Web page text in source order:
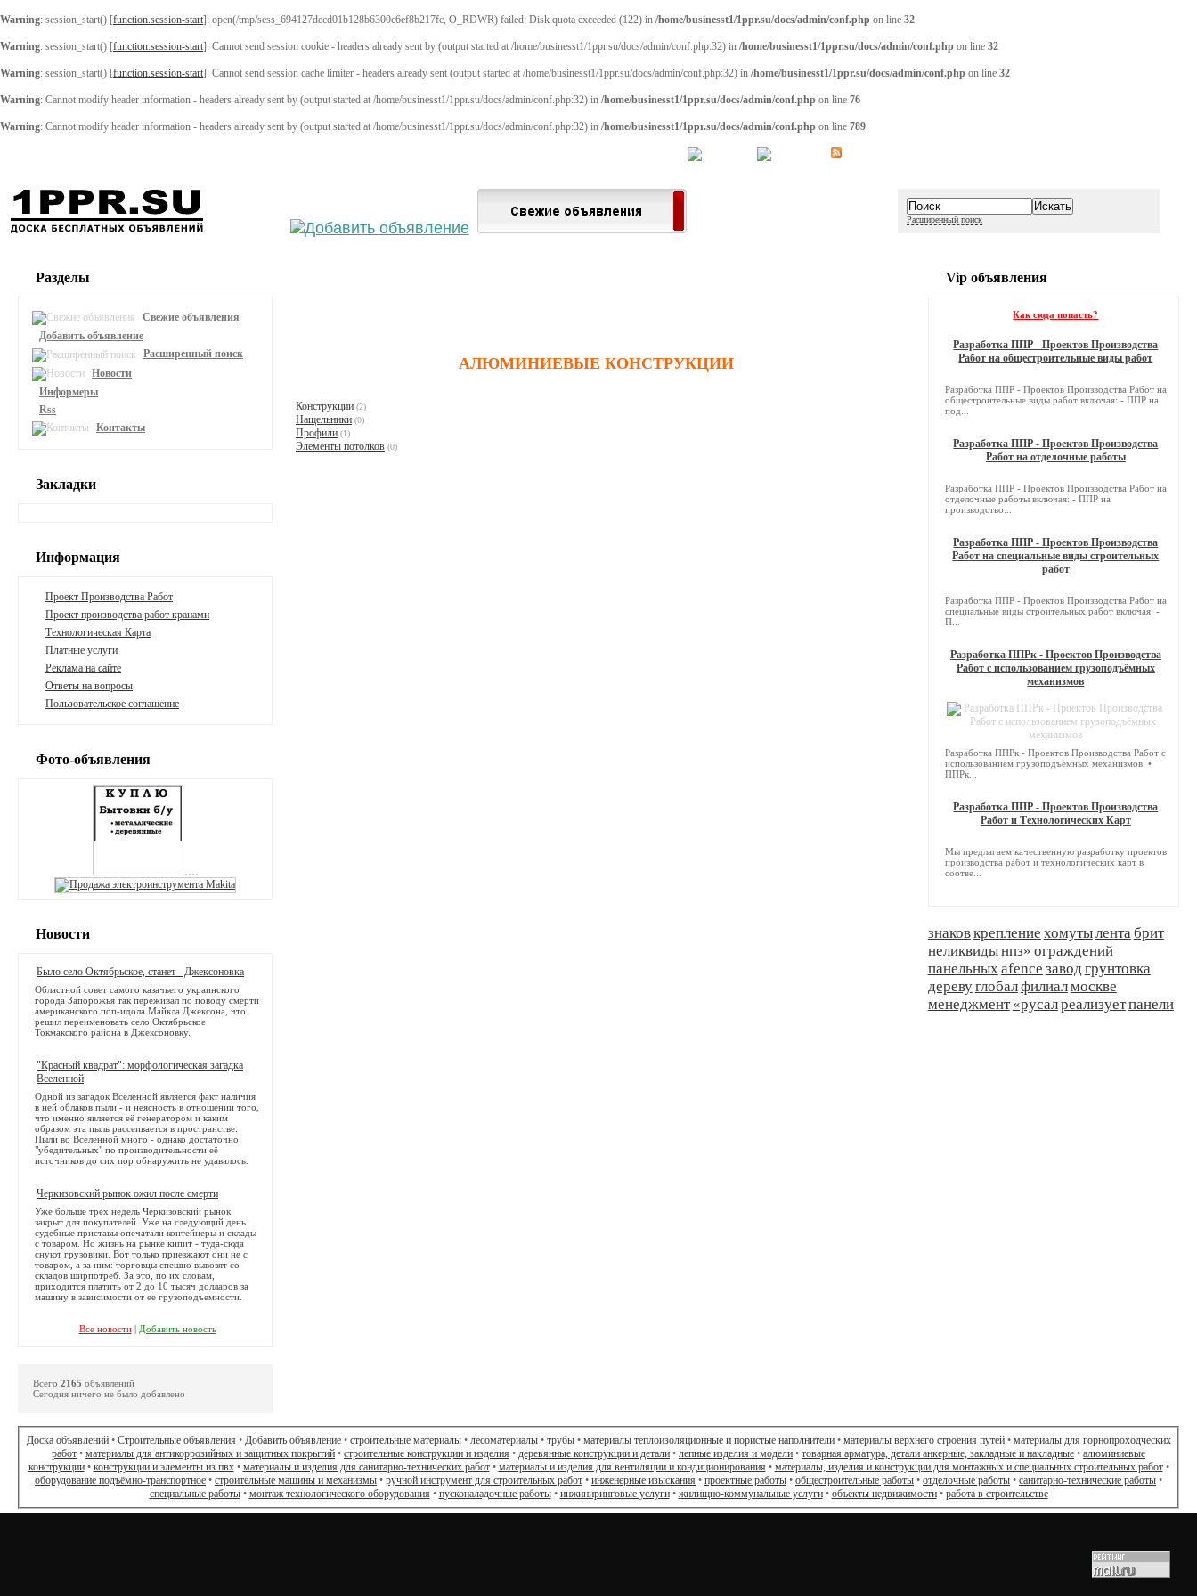
Warning: session_start() [function.session-start]: open(/tmp/sess_694127decd01b128b6300c6ef8b217fc, O_RDWR) failed: Disk quota exceeded (122) in /home/businesst1/1ppr.su/docs/admin/conf.php on line 32
Warning: session_start() [function.session-start]: Cannot send session cookie - headers already sent by (output started at /home/businesst1/1ppr.su/docs/admin/conf.php:32) in /home/businesst1/1ppr.su/docs/admin/conf.php on line 32
Warning: session_start() [function.session-start]: Cannot send session cache limiter - headers already sent (output started at /home/businesst1/1ppr.su/docs/admin/conf.php:32) in /home/businesst1/1ppr.su/docs/admin/conf.php on line 32
Warning: Cannot modify header information - headers already sent by (output started at /home/businesst1/1ppr.su/docs/admin/conf.php:32) in /home/businesst1/1ppr.su/docs/admin/conf.php on line 76
Warning: Cannot modify header information - headers already sent by (output started at /home/businesst1/1ppr.su/docs/admin/conf.php:32) in /home/businesst1/1ppr.su/docs/admin/conf.php on line 789
Расширенный поиск
АЛЮМИНИЕВЫЕ КОНСТРУКЦИИ
Конструкции(2)
Нащельники(0)
Профили(1)
Элементы потолков(0)
Разделы
Свежие объявления
Добавить объявление
Расширенный поиск
Новости
Информеры
Rss
Контакты
Закладки
Информация
Проект Производства Работ
Проект производства работ кранами
Технологическая Карта
Платные услуги
Реклама на сайте
Ответы на вопросы
Пользовательское соглашение
Фото-объявления
Новости
Было село Октябрьское, станет - Джексоновка
Областной совет самого казачьего украинского
города Запорожья так переживал по поводу смерти
американского поп-идола Майкла Джексона, что
решил переименовать село Октябрьское
Токмакского района в Джексоновку.
"Красный квадрат": морфологическая загадка
Вселенной
Одной из загадок Вселенной является факт наличия
в ней облаков пыли - и неясность в отношении того,
что именно является её генератором и каким
образом эта пыль рассеивается в пространстве.
Пыли во Вселенной много - однако достаточно
"убедительных" по производительности её
источников до сих пор обнаружить не удавалось.
Черкизовский рынок ожил после смерти
Уже больше трех недель Черкизовский рынок
закрыт для покупателей. Уже на следующий день
судебные приставы опечатали контейнеры и склады
с товаром. Но жизнь на рынке кипит - туда-сюда
снуют грузовики. Вот только приезжают они не с
товаром, а за ним: торговцы спешно вывозят со
складов ширпотреб. За это, по их словам,
приходится платить от 2 до 10 тысяч долларов за
машину в зависимости от ее грузоподъемности.
Все новости| Добавить новость
Всего 2165 объявлений
Сегодня ничего не было добавлено
Vip объявления
Как сюда попасть?
Разработка ППР - Проектов Производства
Работ на общестроительные виды работ
Разработка ППР - Проектов Производства Работ на
общестроительные виды работ включая: - ППР на
под...
Разработка ППР - Проектов Производства
Работ на отделочные работы
Разработка ППР - Проектов Производства Работ на
отделочные работы включая: - ППР на
производство...
Разработка ППР - Проектов Производства
Работ на специальные виды строительных
работ
Разработка ППР - Проектов Производства Работ на
специальные виды строительных работ включая: -
П...
Разработка ППРк - Проектов Производства
Работ с использованием грузоподъёмных
механизмов
Разработка ППРк - Проектов Производства Работ с
использованием грузоподъёмных механизмов. •
ППРк...
Разработка ППР - Проектов Производства
Работ и Технологических Карт
Мы предлагаем качественную разработку проектов
производства работ и технологических карт в
соотве...
знаковкрепление хомутылентабрит
неликвидынпз» ограждений
панельныхafence заводгрунтовка
деревуглобалфилиалмоскве
менеджмент «русалреализуетпанели
Доска объявлений• Строительные объявления • Добавить объявление• строительные материалы• лесоматериалы• трубы• материалы теплоизоляционные и пористые наполнители• материалы верхнего строения путей• материалы для горнопроходческих
работ • материалы для антикоррозийных и защитных покрытий • строительные конструкции и изделия • деревянные конструкции и детали • лепные изделия и модели • товарная арматура, детали анкерные, закладные и накладные • алюминиевые
конструкции• конструкции и элементы из пвх• материалы и изделия для санитарно-технических работ• материалы и изделия для вентиляции и кондиционирования • материалы, изделия и конструкции для монтажных и специальных строительных работ•
оборудование подъёмно-транспортное • строительные машины и механизмы • ручной инструмент для строительных работ • инженерные изыскания • проектные работы • общестроительные работы • отделочные работы • санитарно-технические работы •
специальные работы• монтаж технологического оборудования • пусконаладочные работы• инжиниринговые услуги• жилищно-коммунальные услуги• объекты недвижимости• работа в строительстве